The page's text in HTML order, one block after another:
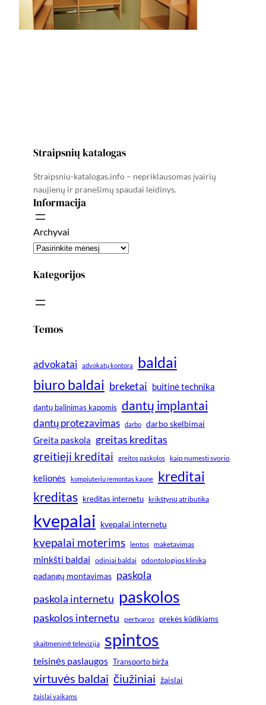
Straipsnių katalogas
Straipsniu-katalogas.info – nepriklausomas įvairių
naujienų ir pranešimų spaudai leidinys.
Informacija
Archyvai
Kategorijos
Temos
advokatai advokatų kontora baldai
biuro baldai breketai buitinė technika
dantų balinimas kapomis dantų implantai
dantų protezavimas darbo darbo skelbimai
Greita paskola greitas kreditas
greitieji kreditai greitos paskolos kaip numesti svorio
kelionės kompiuteriu remontas kaune kreditai
kreditas kreditas internetu krikštynų atributika
kvepalai kvepalai internetu
kvepalai moterims lentos maketavimas
minkšti baldai odiniai baldai odontologijos klinika
padangų montavimas paskola
paskola internetu paskolos
paskolos internetu pertvaros prekės kūdikiams
skaitmeninė televizija spintos
teisinės paslaugos Transporto birža
virtuvės baldai čiužiniai žaislai
žaislai vaikams